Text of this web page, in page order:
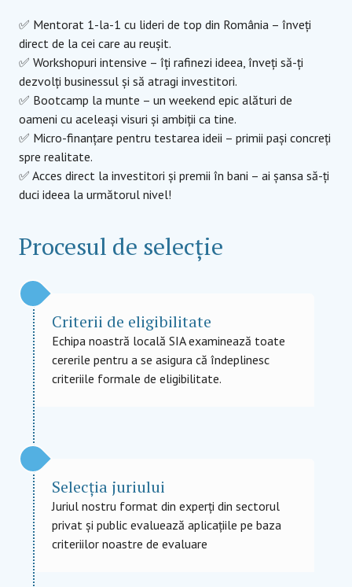
✅ Mentorat 1-la-1 cu lideri de top din România – înveți
direct de la cei care au reușit.
✅ Workshopuri intensive – îți rafinezi ideea, înveți să-ți
dezvolți businessul și să atragi investitori.
✅ Bootcamp la munte – un weekend epic alături de
oameni cu aceleași visuri și ambiții ca tine.
✅ Micro-finanțare pentru testarea ideii – primii pași concreți
spre realitate.
✅ Acces direct la investitori și premii în bani – ai șansa să-ți
duci ideea la următorul nivel!
Procesul de selecție
Criterii de eligibilitate
Echipa noastră locală SIA examinează toate
cererile pentru a se asigura că îndeplinesc
criteriile formale de eligibilitate.
Selecția juriului
Juriul nostru format din experți din sectorul
privat și public evaluează aplicațiile pe baza
criteriilor noastre de evaluare